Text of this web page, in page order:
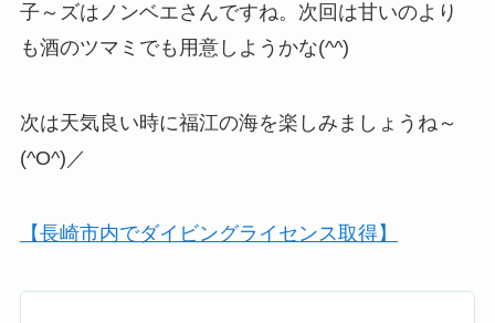
子～ズはノンベエさんですね。次回は甘いのより
も酒のツマミでも用意しようかな(^^)
次は天気良い時に福江の海を楽しみましょうね～
(^O^)／
【長崎市内でダイビングライセンス取得】